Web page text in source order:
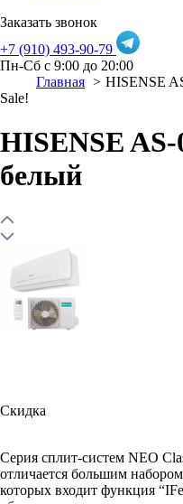
Заказать звонок
+7 (910) 493-90-79
Пн-Сб с 9:00 до 20:00
Главная
HISENSE
Sale!
HISENSE
белый
Скидка
Серия сплит-систем NEO
отличается большим
которых входит функция